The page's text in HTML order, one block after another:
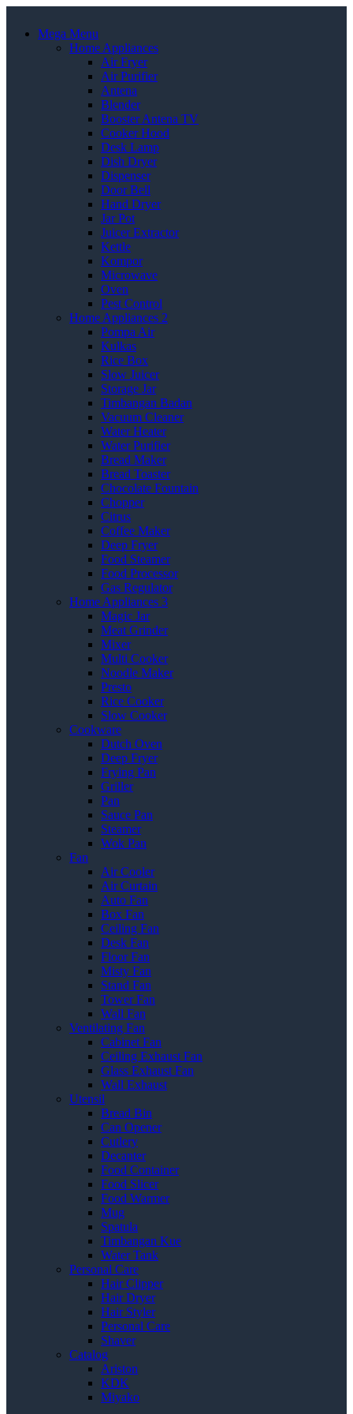
Mega Menu
Home Appliances
Air Fryer
Air Purifier
Antena
Blender
Booster Antena TV
Cooker Hood
Desk Lamp
Dish Dryer
Dispenser
Door Bell
Hand Dryer
Jar Pot
Juicer Extractor
Kettle
Kompor
Microwave
Oven
Pest Control
Home Appliances 2
Pompa Air
Kulkas
Rice Box
Slow Juicer
Storage Jar
Timbangan Badan
Vacuum Cleaner
Water Heater
Water Purifier
Bread Maker
Bread Toaster
Chocolate Fountain
Chopper
Citrus
Coffee Maker
Deep Fryer
Food Steamer
Food Processor
Gas Regulator
Home Appliances 3
Magic Jar
Meat Grinder
Mixer
Multi Cooker
Noodle Maker
Presto
Rice Cooker
Slow Cooker
Cookware
Dutch Oven
Deep Fryer
Frying Pan
Griller
Pan
Sauce Pan
Steamer
Wok Pan
Fan
Air Cooler
Air Curtain
Auto Fan
Box Fan
Ceiling Fan
Desk Fan
Floor Fan
Misty Fan
Stand Fan
Tower Fan
Wall Fan
Ventilating Fan
Cabinet Fan
Ceiling Exhaust Fan
Glass Exhaust Fan
Wall Exhaust
Utensil
Bread Bin
Can Opener
Cutlery
Decanter
Food Container
Food Slicer
Food Warmer
Mug
Spatula
Timbangan Kue
Water Tank
Personal Care
Hair Clipper
Hair Dryer
Hair Styler
Personal Care
Shaver
Catalog
Ariston
KDK
Miyako